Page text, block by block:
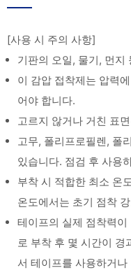
[사용 시 주의 사항]
기판의 오일, 물기, 먼지
이 감압 접착제는 압력
어야 합니다.
고르지 않거나 거친 표
고무, 폴리프로필렌, 폴
있습니다. 점검 후 사용
부착 시 적합한 최소
온도에서는 초기 점착
테이프의 실제 점착력
로 부착 후 몇 시간이 경
서 테이프를 사용하거